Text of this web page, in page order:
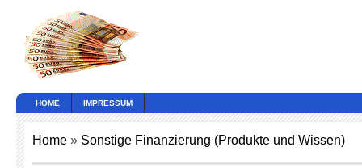
HOME IMPRESSUM
Home » Sonstige Finanzierung (Produkte und Wissen)